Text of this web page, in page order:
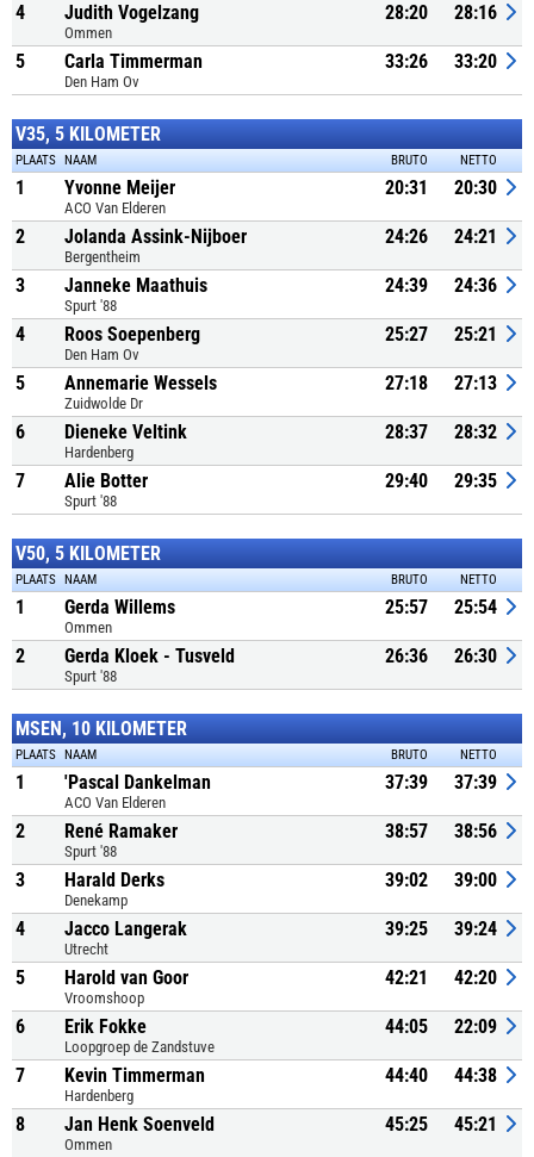
4 Judith Vogelzang
Ommen
28:20 28:16
5 Carla Timmerman
Den Ham Ov
33:26 33:20
V35, 5 KILOMETER
PLAATS NAAM BRUTO NETTO
1 Yvonne Meijer
ACO Van Elderen
20:31 20:30
2 Jolanda Assink-Nijboer
Bergentheim
24:26 24:21
3 Janneke Maathuis
Spurt '88
24:39 24:36
4 Roos Soepenberg
Den Ham Ov
25:27 25:21
5 Annemarie Wessels
Zuidwolde Dr
27:18 27:13
6 Dieneke Veltink
Hardenberg
28:37 28:32
7 Alie Botter
Spurt '88
29:40 29:35
V50, 5 KILOMETER
PLAATS NAAM BRUTO NETTO
1 Gerda Willems
Ommen
25:57 25:54
2 Gerda Kloek - Tusveld
Spurt '88
26:36 26:30
MSEN, 10 KILOMETER
PLAATS NAAM BRUTO NETTO
1 'Pascal Dankelman
ACO Van Elderen
37:39 37:39
2 René Ramaker
Spurt '88
38:57 38:56
3 Harald Derks
Denekamp
39:02 39:00
4 Jacco Langerak
Utrecht
39:25 39:24
5 Harold van Goor
Vroomshoop
42:21 42:20
6 Erik Fokke
Loopgroep de Zandstuve
44:05 22:09
7 Kevin Timmerman
Hardenberg
44:40 44:38
8 Jan Henk Soenveld
Ommen
45:25 45:21